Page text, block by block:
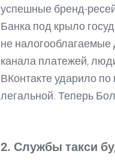
успешные бренд-
Банка под крыло
не
канала платежей,
ВКонтакте ударило
легальной. Теперь
2. Службы такси